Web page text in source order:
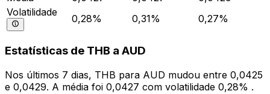
Volatilidade
0,28% 0,31% 0,27%
Estatísticas de THB a AUD
Nos últimos 7 dias, THB para AUD mudou entre 0,0425
e 0,0429. A média foi 0,0427 com volatilidade 0,28% .